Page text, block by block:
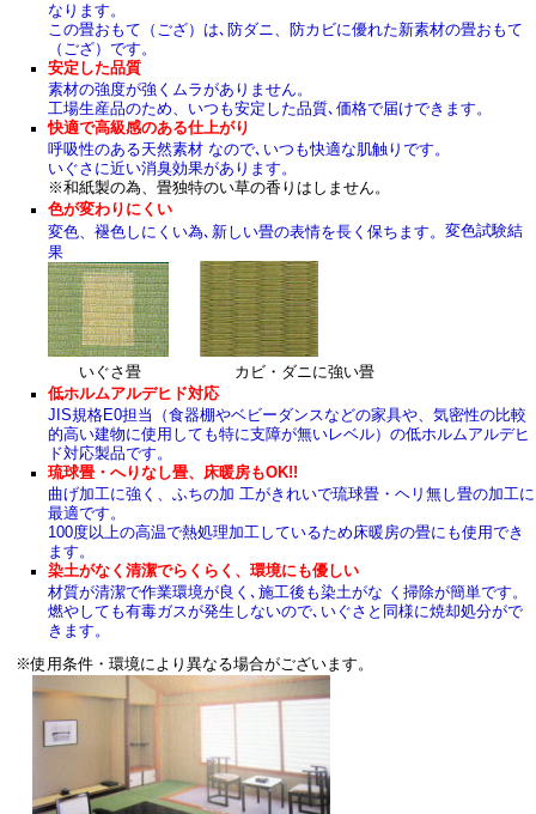
なります。
この畳おもて（ござ）は､防ダニ、防カビに優れた新素材の畳おもて
（ござ）です。
安定した品質
素材の強度が強くムラがありません。
工場生産品のため、いつも安定した品質､価格で届けできます。
快適で高級感のある仕上がり
呼吸性のある天然素材 なので､いつも快適な肌触りです。
いぐさに近い消臭効果があります。
※和紙製の為、畳独特のい草の香りはしません。
色が変わりにくい
変色、褪色しにくい為､新しい畳の表情を長く保ちます。 変色試験結
果
いぐさ畳 カビ・ダニに強い畳
低ホルムアルデヒド対応
JIS規格E0担当（食器棚やベビーダンスなどの家具や、気密性の比較
的高い建物に使用しても特に支障が無いレベル）の低ホルムアルデヒ
ド対応製品です。
琉球畳・へりなし畳、床暖房もOK!!
曲げ加工に強く、ふちの加 工がきれいで琉球畳・ヘリ無し畳の加工に
最適です。
100度以上の高温で熱処理加工しているため床暖房の畳にも使用でき
ます。
染土がなく清潔でらくらく、環境にも優しい
材質が清潔で作業環境が良く､施工後も染土がな く掃除が簡単です。
燃やしても有毒ガスが発生しないので､いぐさと同様に焼却処分がで
きます。
※使用条件・環境により異なる場合がございます。